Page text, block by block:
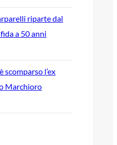
riparte dal
a 50 anni
scomparso l’ex
Marchioro